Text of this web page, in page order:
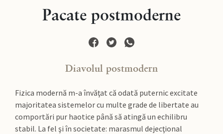
Pacate postmoderne
Diavolul postmodern
Fizica modernă m-a învăţat că odată puternic excitate
majoritatea sistemelor cu multe grade de libertate au
comportări pur haotice până să atingă un echilibru
stabil. La fel şi în societate: marasmul dejecţional